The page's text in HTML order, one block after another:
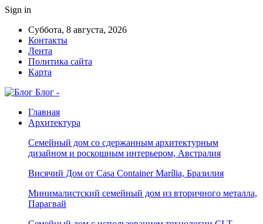
Sign in
Суббота, 8 августа, 2026
Контакты
Лента
Политика сайта
Карта
Блог -
Главная
Архитектура
Семейный дом со сдержанным архитектурным
дизайном и роскошным интерьером, Австралия
Висячий Дом от Casa Container Marília, Бразилия
Минималистский семейный дом из вторичного металла,
Парагвай